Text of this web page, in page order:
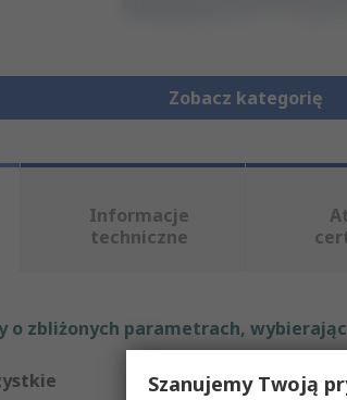
Zobacz kategorię
Informacje
techniczne
o zbliżonych parametrach,
Atrybut
Szanujemy Twoją